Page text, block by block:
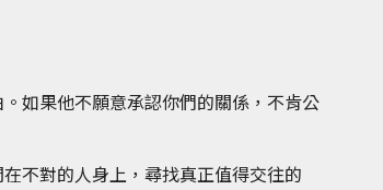
如果他不願意承認你們的關係，不肯公
不對的人身上，尋找真正值得交往的